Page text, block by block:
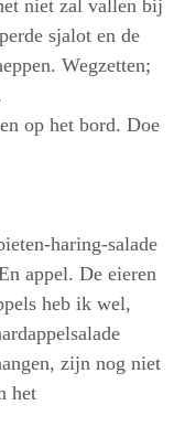
niet zal vallen bij
sjalot en de
Wegzetten;
op het bord. Doe
haring-salade
appel. De eieren
heb ik wel,
zijn nog niet
het